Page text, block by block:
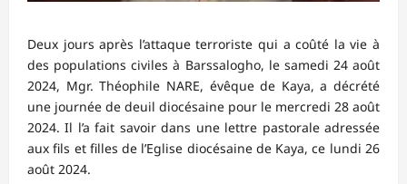
Deux jours après l’attaque terroriste qui a coûté la vie à
des populations civiles à Barssalogho, le samedi 24 août
2024, Mgr. Théophile NARE, évêque de Kaya, a décrété
une journée de deuil diocésaine pour le mercredi 28 août
2024. Il l’a fait savoir dans une lettre pastorale adressée
aux fils et filles de l’Eglise diocésaine de Kaya, ce lundi 26
août 2024.